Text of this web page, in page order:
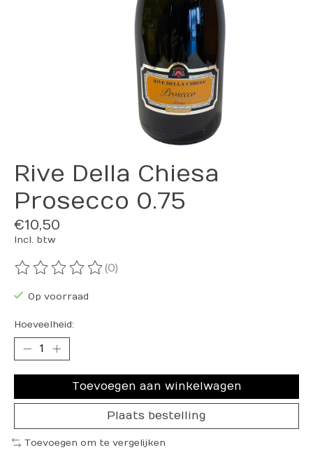
Rive Della Chiesa
Prosecco 0.75
€10,50
Incl. btw
De beoordeling van dit product is
(0)
Op voorraad
Hoeveelheid:
Toevoegen aan winkelwagen
Plaats bestelling
Toevoegen om te vergelijken